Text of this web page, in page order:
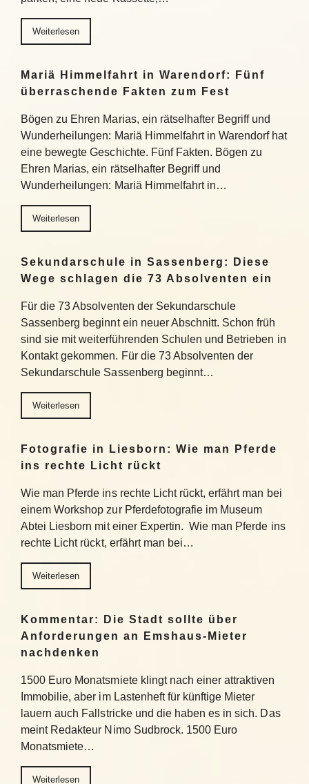
Weiterlesen
Mariä Himmelfahrt in Warendorf: Fünf
überraschende Fakten zum Fest
Bögen zu Ehren Marias, ein rätselhafter Begriff und
Wunderheilungen: Mariä Himmelfahrt in Warendorf hat
eine bewegte Geschichte. Fünf Fakten. Bögen zu
Ehren Marias, ein rätselhafter Begriff und
Wunderheilungen: Mariä Himmelfahrt in…
Weiterlesen
Sekundarschule in Sassenberg: Diese
Wege schlagen die 73 Absolventen ein
Für die 73 Absolventen der Sekundarschule
Sassenberg beginnt ein neuer Abschnitt. Schon früh
sind sie mit weiterführenden Schulen und Betrieben in
Kontakt gekommen. Für die 73 Absolventen der
Sekundarschule Sassenberg beginnt…
Weiterlesen
Fotografie in Liesborn: Wie man Pferde
ins rechte Licht rückt
Wie man Pferde ins rechte Licht rückt, erfährt man bei
einem Workshop zur Pferdefotografie im Museum
Abtei Liesborn mit einer Expertin. Wie man Pferde ins
rechte Licht rückt, erfährt man bei…
Weiterlesen
Kommentar: Die Stadt sollte über
Anforderungen an Emshaus-Mieter
nachdenken
1500 Euro Monatsmiete klingt nach einer attraktiven
Immobilie, aber im Lastenheft für künftige Mieter
lauern auch Fallstricke und die haben es in sich. Das
meint Redakteur Nimo Sudbrock. 1500 Euro
Monatsmiete…
Weiterlesen